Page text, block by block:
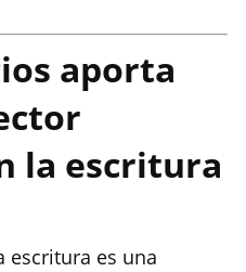
aporta
la escritura
escritura es una